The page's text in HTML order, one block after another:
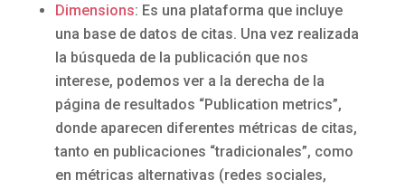
Dimensions: Es una plataforma que incluye
una base de datos de citas. Una vez realizada
la búsqueda de la publicación que nos
interese, podemos ver a la derecha de la
página de resultados “Publication metrics”,
donde aparecen diferentes métricas de citas,
tanto en publicaciones “tradicionales”, como
en métricas alternativas (redes sociales,